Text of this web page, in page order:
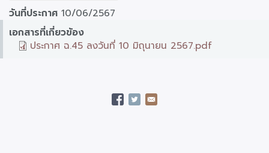
วันที่ประกาศ 10/06/2567
เอกสารที่เกี่ยวข้อง
ประกาศ ฉ.45 ลงวันที่ 10 มิถุนายน 2567.pdf